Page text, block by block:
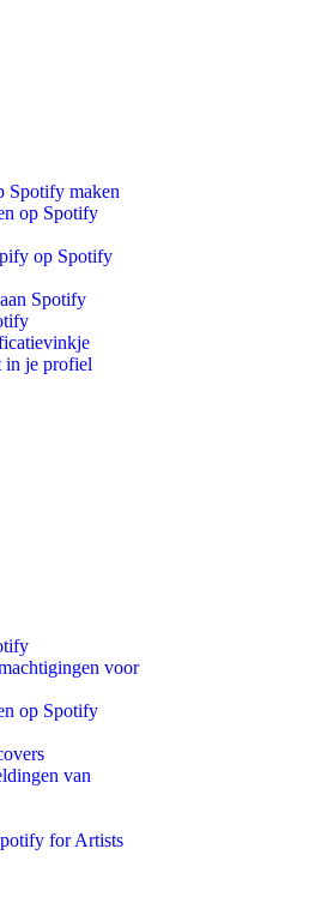
Spotify maken
op Spotify
op Spotify
Spotify
in je profiel
voor
op Spotify
van
for Artists